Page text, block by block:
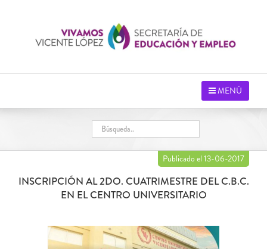
MENÚ
Publicado el 13-06-2017
INSCRIPCIÓN AL 2DO. CUATRIMESTRE DEL C.B.C.
EN EL CENTRO UNIVERSITARIO